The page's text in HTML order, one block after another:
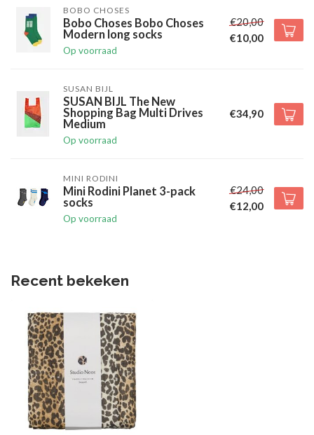
BOBO CHOSES
Bobo Choses Bobo Choses
Modern long socks
Op voorraad
€20,00
€10,00
SUSAN BIJL
SUSAN BIJL The New
Shopping Bag Multi Drives
Medium
Op voorraad
€34,90
MINI RODINI
Mini Rodini Planet 3-pack
socks
Op voorraad
€24,00
€12,00
Recent bekeken